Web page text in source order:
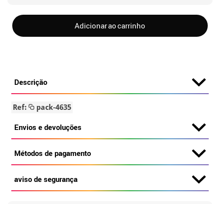
Adicionar ao carrinho
Descrição
Ref: pack-4635
Envios e devoluções
Métodos de pagamento
aviso de segurança